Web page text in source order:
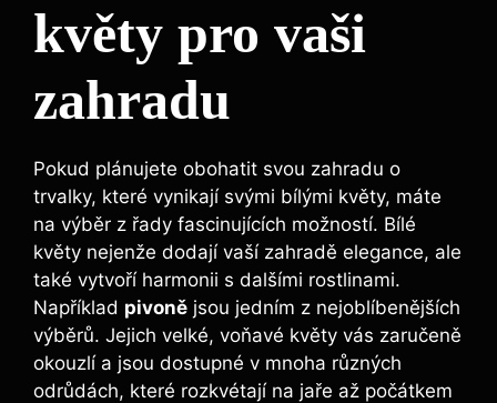
květy ⁤pro vaši
zahradu
Pokud plánujete obohatit svou zahradu o⁤
trvalky, které vynikají ‌svými ⁣bílými květy, máte
na‌ výběr z řady fascinujících možností. Bílé
květy nejenže dodají vaší zahradě elegance,⁤ ale
také vytvoří harmonii s dalšími⁢ rostlinami.
Například pivoně jsou jedním ⁣z nejoblíbenějších
výběrů. Jejich velké, voňavé květy ​vás zaručeně
okouzlí a⁤ jsou dostupné ​v mnoha různých
odrůdách, které rozkvétají na jaře až počátkem⁤